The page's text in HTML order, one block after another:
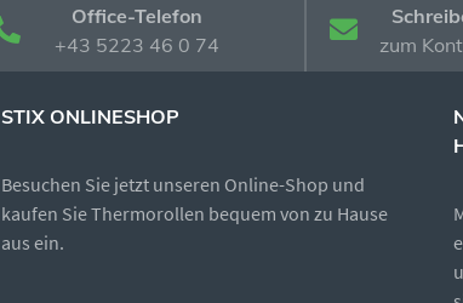
Office-Telefon
+43 5223 46 0 74
zum
STIX ONLINESHOP
Besuchen Sie jetzt unseren Online-Shop und
kaufen Sie Thermorollen bequem von zu Hause
aus ein.